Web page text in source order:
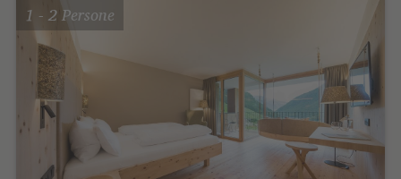
1 - 2 Persone